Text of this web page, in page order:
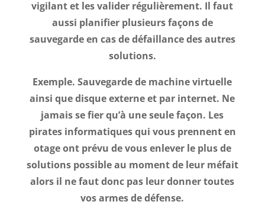
vigilant et les valider régulièrement. Il faut
aussi planifier plusieurs façons de
sauvegarde en cas de défaillance des autres
solutions.
Exemple. Sauvegarde de machine virtuelle
ainsi que disque externe et par internet. Ne
jamais se fier qu’à une seule façon. Les
pirates informatiques qui vous prennent en
otage ont prévu de vous enlever le plus de
solutions possible au moment de leur méfait
alors il ne faut donc pas leur donner toutes
vos armes de défense.